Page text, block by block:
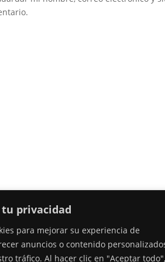
privacidad
para mejorar su experiencia de
anuncios o contenido
tráfico. Al hacer clic en "Aceptar todo",